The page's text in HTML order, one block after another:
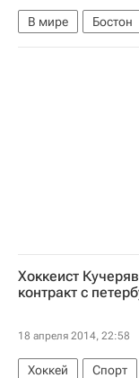
В мире Бостон
Северная Америка
Хоккеист
контракт с
18 апреля 2014, 22:58
Хоккей Спорт